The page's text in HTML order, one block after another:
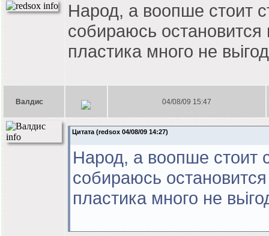
Народ, а воопше стоит
собираюсь
пластика много не
Валдис 04/08/09 15:47
Цитата (redsox 04/08/09 14:27)
Народ, а воопше стоит
собираюсь
пластика много не